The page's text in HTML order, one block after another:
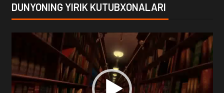
DUNYONING YIRIK KUTUBXONALARI